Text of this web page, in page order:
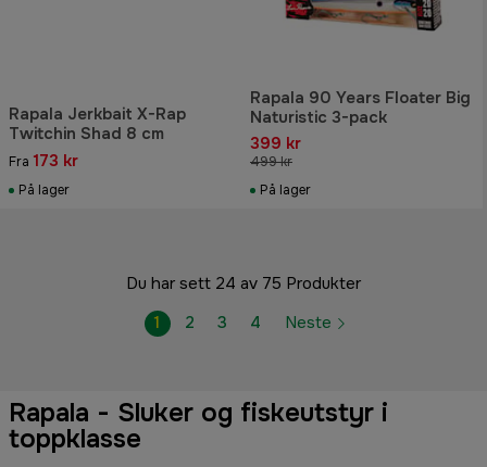
Rapala Jerkbait X-Rap
Twitchin Shad 8 cm
Fra 173 kr
På lager
Rapala 90 Years Floater Big
Naturistic 3-pack
399 kr
499 kr
På lager
Du har sett 24 av 75 Produkter
1
2 3 4 Neste
Rapala - Sluker og fiskeutstyr i
toppklasse